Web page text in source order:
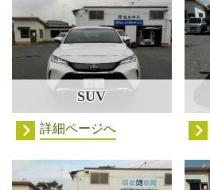
SUV
詳細ページへ